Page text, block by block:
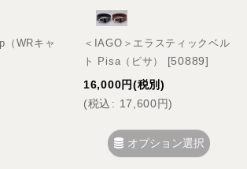
（WRキャ
＜IAGO＞エラスティックベル
ト Pisa（ピサ）
[50889]
16,000円(税別)
(税込 : 17,600円)
オプション選択